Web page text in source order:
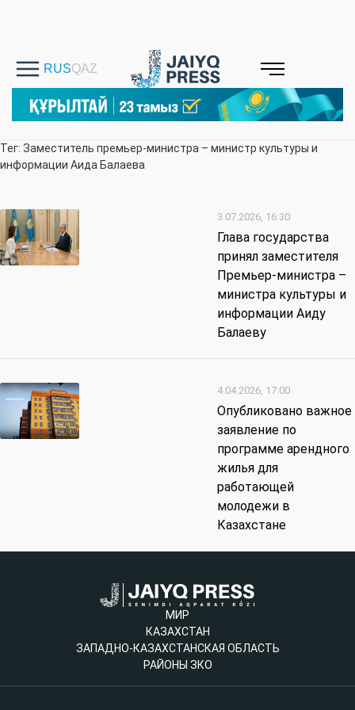
Тег: Заместитель премьер-министра – министр культуры и
информации Аида Балаева
3.07.2026, 16:30
Глава государства
принял заместителя
Премьер-министра –
министра культуры и
информации Аиду
Балаеву
4.04.2026, 17:00
Опубликовано важное
заявление по
программе арендного
жилья для
работающей
молодежи в
Казахстане
МИР
КАЗАХСТАН
ЗАПАДНО-КАЗАХСТАНСКАЯ ОБЛАСТЬ
РАЙОНЫ ЗКО